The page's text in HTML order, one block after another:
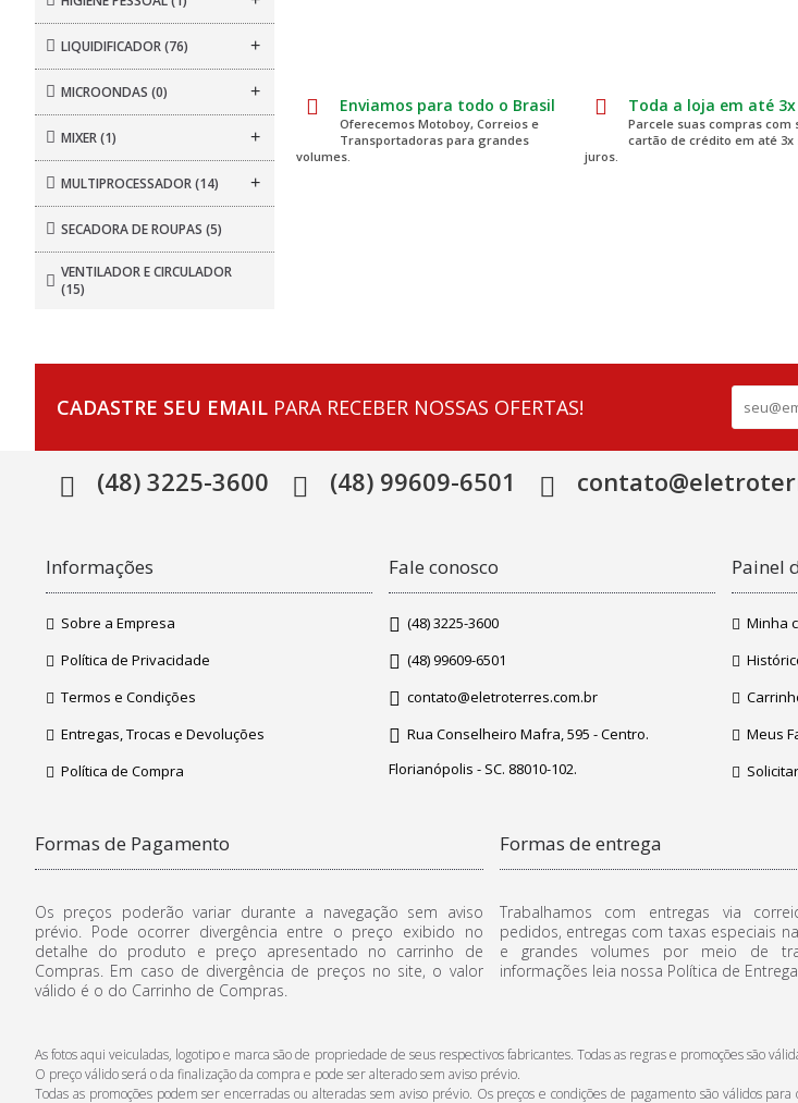
LIQUIDIFICADOR(76) +
MICROONDAS (0) +
MIXER(1) +
MULTIPROCESSADOR(14) +
SECADORA DE ROUPAS (5)
VENTILADOR E CIRCULADOR
(15)
Enviamos para todo o Brasil
Oferecemos Motoboy, Correios e
Transportadoras para grandes
volumes.
Toda a loja em até
Parcele suas compras com
cartão de crédito em até 3x
juros.
CADASTRE SEU EMAIL PARA RECEBER NOSSAS OFERTAS!
(48) 3225-3600 (48) 99609-6501
Informações
Sobre a Empresa
Política de Privacidade
Termos e Condições
Entregas, Trocas e Devoluções
Política de Compra
Fale conosco
(48) 3225-3600
(48) 99609-6501
contato@eletroterres.com.br
Rua Conselheiro Mafra, 595 - Centro.
Florianópolis - SC. 88010-102.
Painel
Minha
Meus
Formas de Pagamento
Os preços poderão variar durante a navegação sem aviso
prévio. Pode ocorrer divergência entre o preço exibido no
detalhe do produto e preço apresentado no carrinho de
Compras. Em caso de divergência de preços no site, o valor
válido é o do Carrinho de Compras.
Formas de entrega
Trabalhamos com entregas via
pedidos, entregas com taxas especiais
e grandes volumes por meio de
informações leia nossa Política de
As fotos aqui veiculadas, logotipo e marca são de propriedade de seus respectivos fabricantes. Todas as regras e promoções são
O preço válido será o da finalização da compra e pode ser alterado sem aviso prévio.
Todas as promoções podem ser encerradas ou alteradas sem aviso prévio. Os preços e condições de pagamento são válidos